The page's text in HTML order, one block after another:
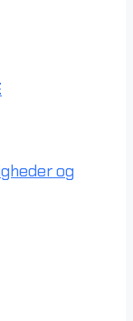
og